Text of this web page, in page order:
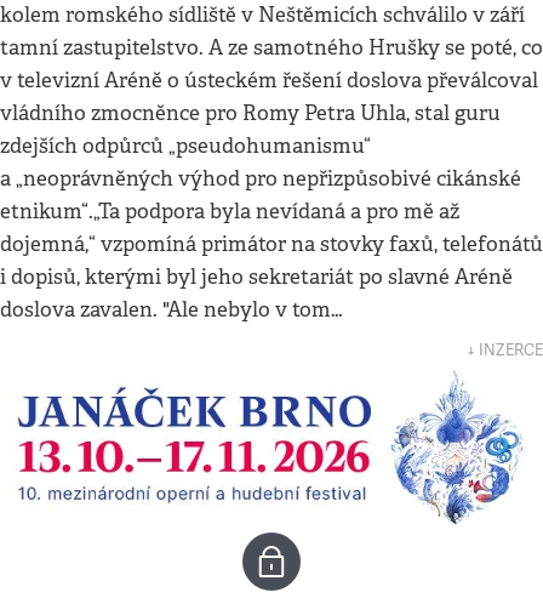
kolem romského sídliště v Neštěmicích schválilo v září
tamní zastupitelstvo. A ze samotného Hrušky se poté, co
v televizní Aréně o ústeckém řešení doslova převálcoval
vládního zmocněnce pro Romy Petra Uhla, stal guru
zdejších odpůrců „pseudohumanismu“
a „neoprávněných výhod pro nepřizpůsobivé cikánské
etnikum“.„Ta podpora byla nevídaná a pro mě až
dojemná,“ vzpomíná primátor na stovky faxů, telefonátů
i dopisů, kterými byl jeho sekretariát po slavné Aréně
doslova zavalen. "Ale nebylo v tom…
↓ INZERCE